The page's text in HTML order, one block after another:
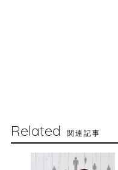
Related 関連記事